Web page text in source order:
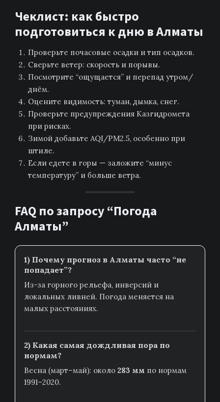
Чеклист: как быстро
подготовиться к дню в Алматы
Проверьте почасовые осадки и тип осадков.
Сверьте ветер: скорость и порывы.
Посмотрите “ощущается” и перепад утром/
днём.
Оцените видимость: туман, дымка, снег.
Проверьте предупреждения Казгидромета
при рисках.
Зимой добавьте AQI/PM2.5, особенно при
штиле.
Если едете в горы — заложите “минус
температуру” и больше ветра.
FAQ по запросу “Погода
Алматы”
1) Почему прогноз в Алматы часто “не
попадает”?
Из-за горного рельефа, инверсий и
локальных ливней. Погода меняется на
малых расстояниях.
2) Какая самая дождливая пора по
нормам?
Весна (март–май): около 283 мм по нормам
1991–2020.